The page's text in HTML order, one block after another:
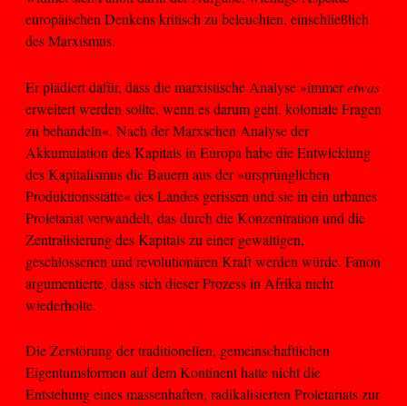
europäischen Denkens kritisch zu beleuchten, einschließlich
des Marxismus.
Er plädiert dafür, dass die marxistische Analyse »immeretwas
erweitert werden sollte, wenn es darum geht, koloniale Fragen
zu behandeln«. Nach der Marxschen Analyse der
Akkumulation des Kapitals in Europa habe die Entwicklung
des Kapitalismus die Bauern aus der »ursprünglichen
Produktionsstätte« des Landes gerissen und sie in ein urbanes
Proletariat verwandelt, das durch die Konzentration und die
Zentralisierung des Kapitals zu einer gewaltigen,
geschlossenen und revolutionären Kraft werden würde. Fanon
argumentierte, dass sich dieser Prozess in Afrika nicht
wiederholte.
Die Zerstörung der traditionellen, gemeinschaftlichen
Eigentumsformen auf dem Kontinent hatte nicht die
Entstehung eines massenhaften, radikalisierten Proletariats zur